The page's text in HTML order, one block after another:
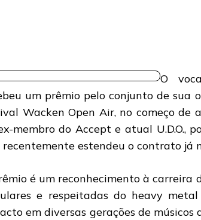
O
um prêmio pelo conjunto de sua
Wacken Open Air, no começo de
membro do Accept e atual U.D.O.,
recentemente estendeu o contrato já
é um reconhecimento à carreira
e respeitadas do heavy
em diversas gerações de